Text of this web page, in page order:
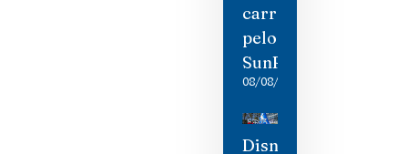
carro
pelo
SunRail
08/08/2026
Disney